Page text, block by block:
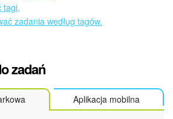
tagi,
zadania według tagów.
zadań
Aplikacja mobilna